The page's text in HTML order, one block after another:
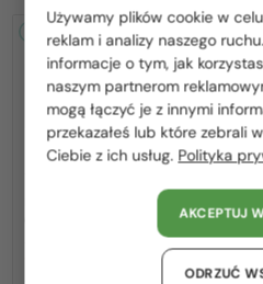
2-4 DNI -20%
Sončna očala
Proszę wybierz z listy
Polska / PL
România / RO
Magyarország /
United Arab
Austria / AT
Niemcy / DE
Używamy plików cookie w
reklam i analizy naszego
informacje o tym, jak
naszym partnerom
mogą łączyć je z innymi
przekazałeś lub które zebrali
Ciebie z ich usług. Polityka
AKCEPTUJ
ODRZUĆ